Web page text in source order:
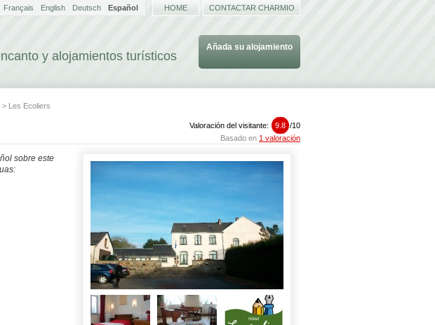
y alojamientos turísticos
Añada su alojamiento
Français English Deutsch Español HOME CONTACTAR CHARMIO
> Les Ecoliers
Valoración del visitante: 9.8 /10
Basado en 1 valoración
sobre este